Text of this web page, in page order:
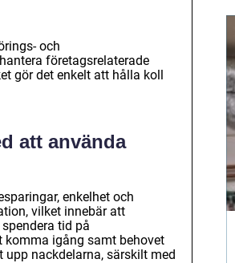
och
företagsrelaterade
gör det enkelt att hålla koll
att använda
enkelhet och
vilket innebär att
tid på
komma igång samt behovet
nackdelarna, särskilt med